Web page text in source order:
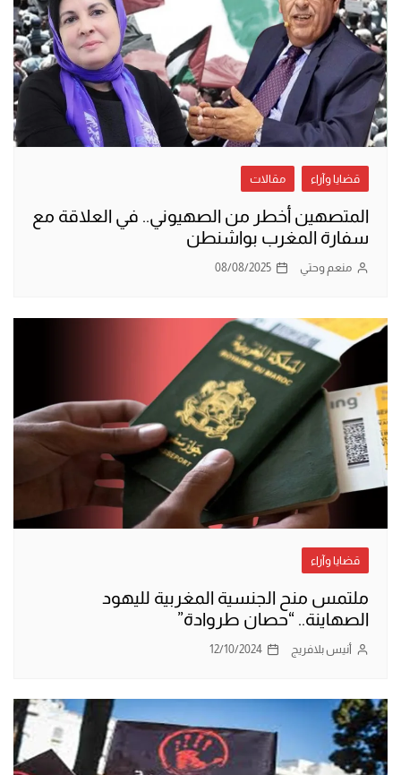
قضايا وآراء مقالات
المتصهين أخطر من الصهيوني.. في العلاقة مع
سفارة المغرب بواشنطن
منعم وحتي 08/08/2025
قضايا وآراء
ملتمس منح الجنسية المغربية لليهود
الصهاينة.. “حصان طروادة”
أنيس بلافريج 12/10/2024